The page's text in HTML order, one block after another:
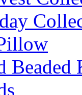
Beaded